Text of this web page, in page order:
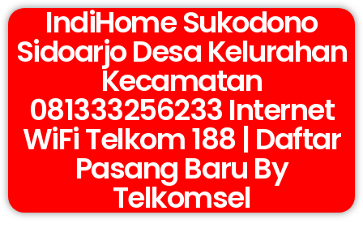
IndiHome Sukodono
Sidoarjo Desa Kelurahan
Kecamatan
081333256233 Internet
WiFi Telkom 188 | Daftar
Pasang Baru By
Telkomsel